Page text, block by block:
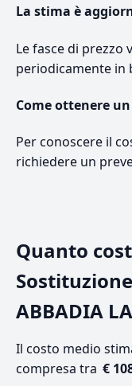
La stima è
Le fasce di prezzo
periodicamente in
Come ottenere
Per conoscere il
richiedere un
Quanto
ABBADIA
Il costo medio
compresa tra €